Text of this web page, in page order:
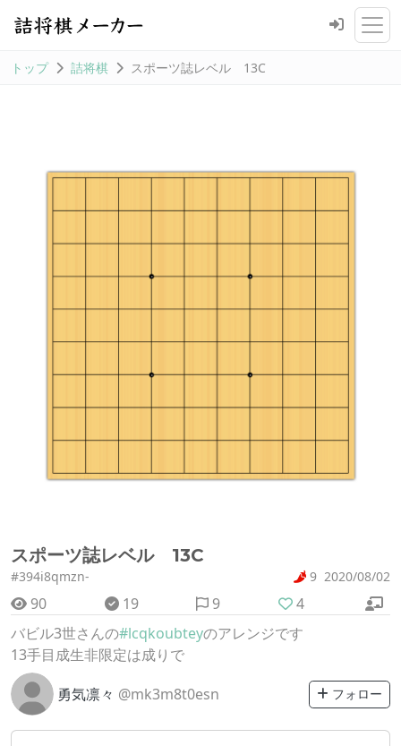
トップ 詰将棋 スポーツ誌レベル 13C
スポーツ誌レベル 13C
#394i8qmzn- 9 2020/08/02
90 19 9
4
バビル3世さんの#lcqkoubteyのアレンジです
13手目成生非限定は成りで
勇気凛々 @mk3m8t0esn フォロー